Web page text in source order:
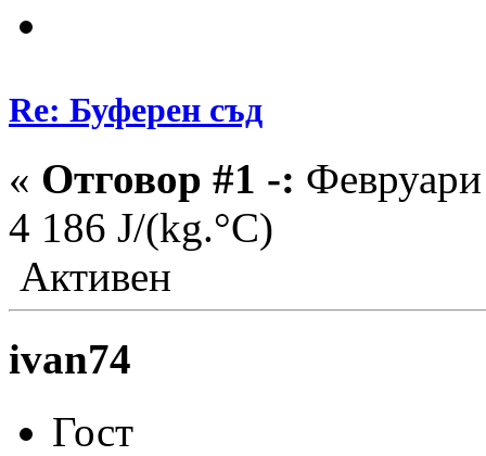
Re: Буферен съд
« Отговор #1 -:
4 186 J/(kg.°C)
Активен
ivan74
Гост